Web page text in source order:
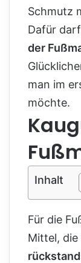
Schmutz
Dafür
der
man im
möchte.
Inhalt
Für die
Mittel, die